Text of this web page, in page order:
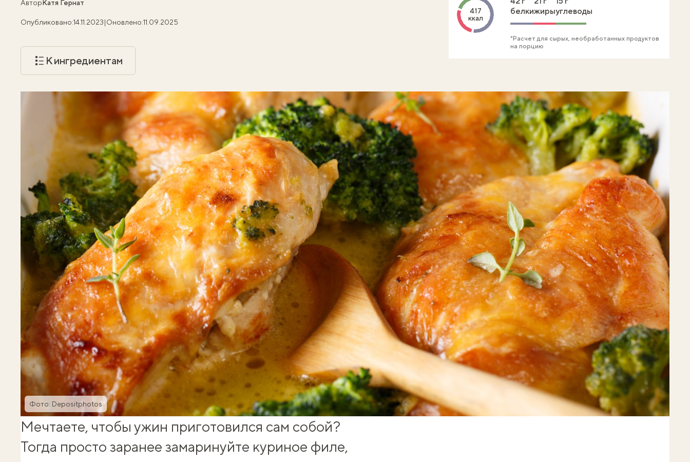
АвторКатя Гернат
Опубликовано:14.11.2023|Оновлено:11.09.2025
К ингредиентам
Фото: Depositphotos
417
ккал
белкижирыуглеводы
*Расчет для сырых, необработанных продуктов
на порцию
Мечтаете, чтобы ужин приготовился сам собой?
Тогда просто заранее замаринуйте куриное филе,